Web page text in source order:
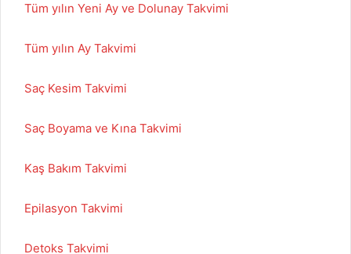
Tüm yılın Yeni Ay ve Dolunay Takvimi
Tüm yılın Ay Takvimi
Saç Kesim Takvimi
Saç Boyama ve Kına Takvimi
Kaş Bakım Takvimi
Epilasyon Takvimi
Detoks Takvimi